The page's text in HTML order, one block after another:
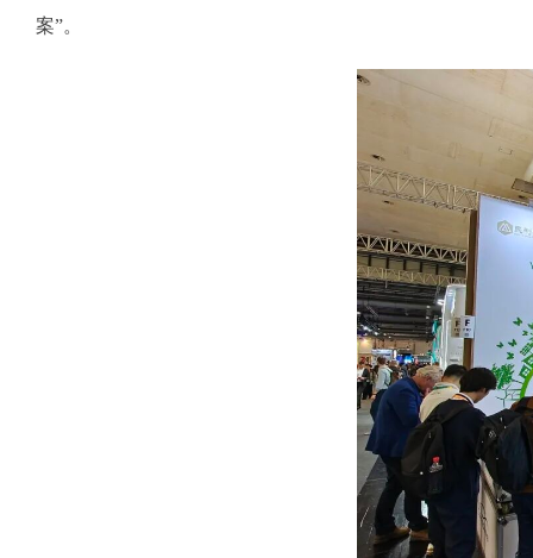
案”。